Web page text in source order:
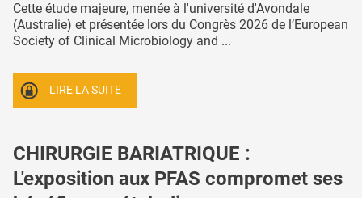
Cette étude majeure, menée à l'université d'Avondale
(Australie) et présentée lors du Congrès 2026 de l’European
Society of Clinical Microbiology and ...
LIRE LA SUITE
CHIRURGIE BARIATRIQUE :
L'exposition aux PFAS compromet ses